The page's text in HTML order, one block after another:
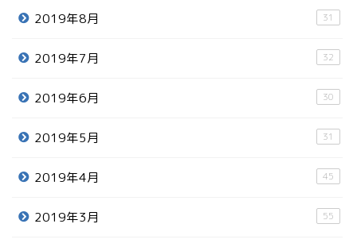
2019年8月 31
2019年7月 32
2019年6月 30
2019年5月 31
2019年4月 45
2019年3月 55